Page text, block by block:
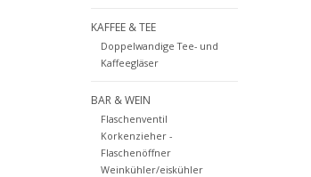
KAFFEE & TEE
Doppelwandige Tee- und
Kaffeegläser
BAR & WEIN
Flaschenventil
Korkenzieher -
Flaschenöffner
Weinkühler/eiskühler